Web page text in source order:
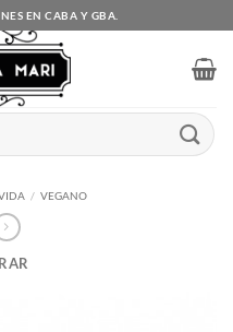
EN CABA Y GBA.
/ VEGANO